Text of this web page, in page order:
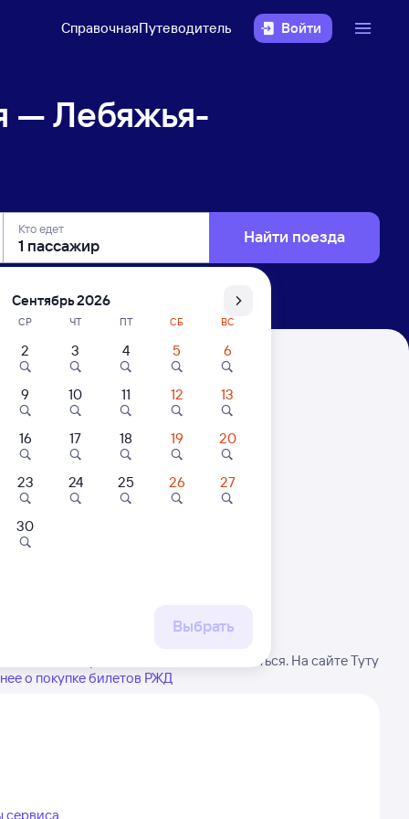
СправочнаяПутеводитель Войти
— Лебяжья-
Кто едет Найти поезда
расписание может измениться. На сайте Туту
о покупке билетов РЖД
сервиса
Сентябрь 2026
СР ЧТ ПТ СБ ВС
2 3 4 5 6
9 10 11 12 13
16 17 18 19 20
23 24 25 26 27
30
Выбрать